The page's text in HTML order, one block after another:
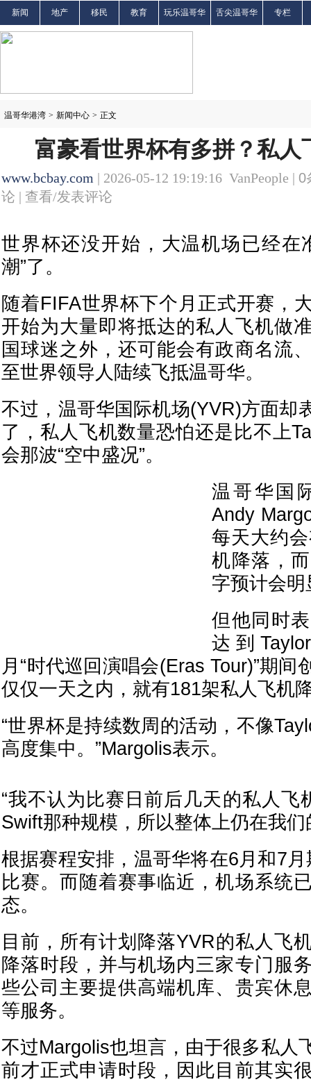
新闻 地产 移民 教育 玩乐温哥华 舌尖温哥华 专栏
温哥华港湾 > 新闻中心 > 正文
富豪看世界杯有多拼？私人
www.bcbay.com | 2026-05-12 19:19:16 VanPeople | 0
论 | 查看/发表评论
世界杯还没开始，大温机场已经在
潮”了。
随着FIFA世界杯下个月正式开赛，
开始为大量即将抵达的私人飞机做
国球迷之外，还可能会有政商名流
至世界领导人陆续飞抵温哥华。
不过，温哥华国际机场(YVR)方面却
了，私人飞机数量恐怕还是比不上
会那波“空中盛况”。
温哥华国
Andy
每天大约
机降落，
字预计会明
但他同时
达到
月“时代巡回演唱会(Eras Tour)”期间
仅仅一天之内，就有181架私人飞机
“世界杯是持续数周的活动，不像
高度集中。”Margolis表示。
“我不认为比赛日前后几天的私人飞
Swift那种规模，所以整体上仍在我们
根据赛程安排，温哥华将在6月和7
比赛。而随着赛事临近，机场系统
态。
目前，所有计划降落YVR的私人飞
降落时段，并与机场内三家专门服
些公司主要提供高端机库、贵宾休
等服务。
不过Margolis也坦言，由于很多私人
前才正式申请时段，因此目前其实